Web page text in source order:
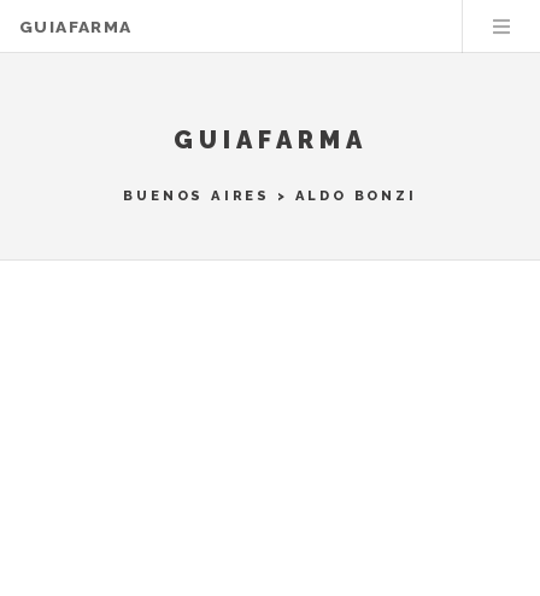
GUIAFARMA
GUIAFARMA
BUENOS AIRES > ALDO BONZI